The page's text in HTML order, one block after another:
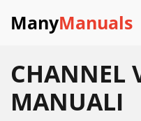
ManyManuals
CHANNEL
MANUALI